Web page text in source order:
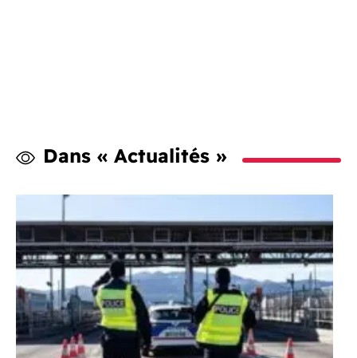
Dans « Actualités »